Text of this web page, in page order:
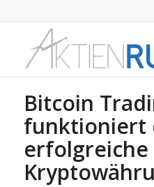
Bitcoin
funktioniert